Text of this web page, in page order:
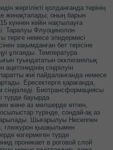
жергілікті қолданғанда терінің
жинақталады; оның барын
15 күннен кейін нақтылауға
Таралуы Флуоцинолон
теріге немесе эпидермисі
зақымданған бет терісіне
ұлғаяды. Температура
туындататын окклюзиялық
сіңірілуін
жиі пайдаланғанда немесе
Ересектерге қарағанда,
Биотрансформациясы
түрде бауырда
және аз мөлшерде өтпен,
түрінде, сондай-ақ аз
Шығарылуы Несеппен
глюкурон қышқылымен
өзгермеген түрде
проникает в роговой слой